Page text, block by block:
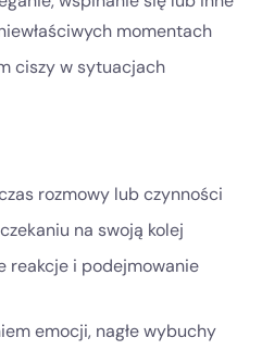
momentach
ciszy w sytuacjach
rozmowy lub czynności
na swoją kolej
reakcje i podejmowanie
emocji, nagłe wybuchy